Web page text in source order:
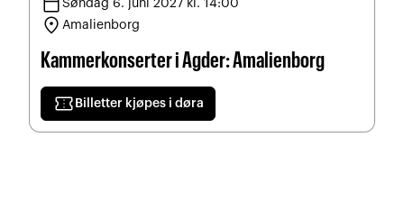
Søndag 6. juni 2027 kl. 14:00
location_onAmalienborg
Kammerkonserter i Agder: Amalienborg
confirmation_number Billetter kjøpes i døra